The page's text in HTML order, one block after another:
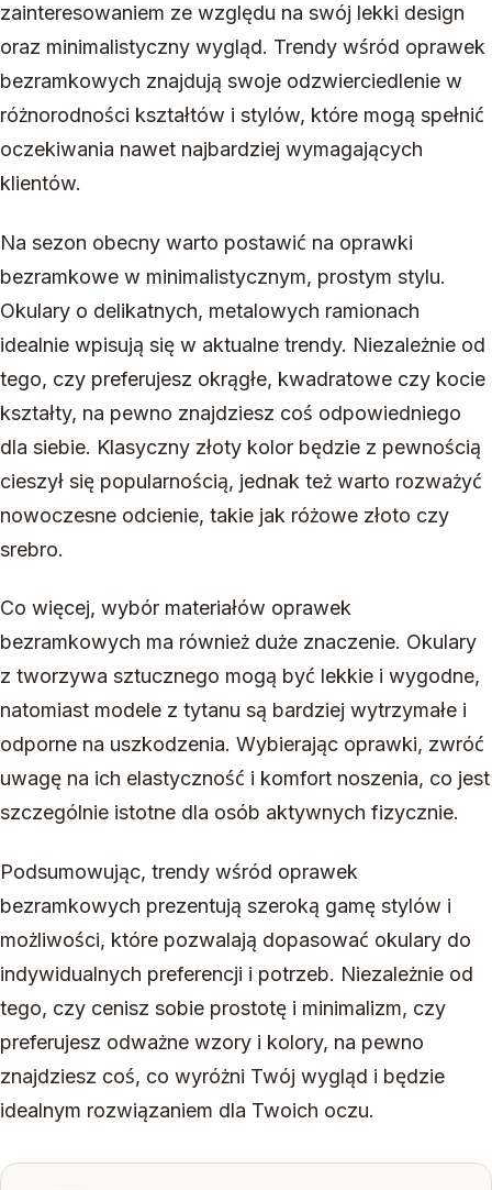
zainteresowaniem ze względu na swój lekki design
oraz minimalistyczny wygląd. Trendy wśród oprawek
bezramkowych znajdują swoje odzwierciedlenie w
różnorodności kształtów i stylów, które mogą spełnić
oczekiwania nawet najbardziej wymagających
klientów.
Na sezon obecny warto postawić na oprawki
bezramkowe w minimalistycznym, prostym stylu.
Okulary o delikatnych, metalowych ramionach
idealnie wpisują się w aktualne trendy. Niezależnie od
tego, czy preferujesz okrągłe, kwadratowe czy kocie
kształty, na pewno znajdziesz coś odpowiedniego
dla siebie. Klasyczny złoty kolor będzie z pewnością
cieszył się popularnością, jednak też warto rozważyć
nowoczesne odcienie, takie jak różowe złoto czy
srebro.
Co więcej, wybór materiałów oprawek
bezramkowych ma również duże znaczenie. Okulary
z tworzywa sztucznego mogą być lekkie i wygodne,
natomiast modele z tytanu są bardziej wytrzymałe i
odporne na uszkodzenia. Wybierając oprawki, zwróć
uwagę na ich elastyczność i komfort noszenia, co jest
szczególnie istotne dla osób aktywnych fizycznie.
Podsumowując, trendy wśród oprawek
bezramkowych prezentują szeroką gamę stylów i
możliwości, które pozwalają dopasować okulary do
indywidualnych preferencji i potrzeb. Niezależnie od
tego, czy cenisz sobie prostotę i minimalizm, czy
preferujesz odważne wzory i kolory, na pewno
znajdziesz coś, co wyróżni Twój wygląd i będzie
idealnym rozwiązaniem dla Twoich oczu.